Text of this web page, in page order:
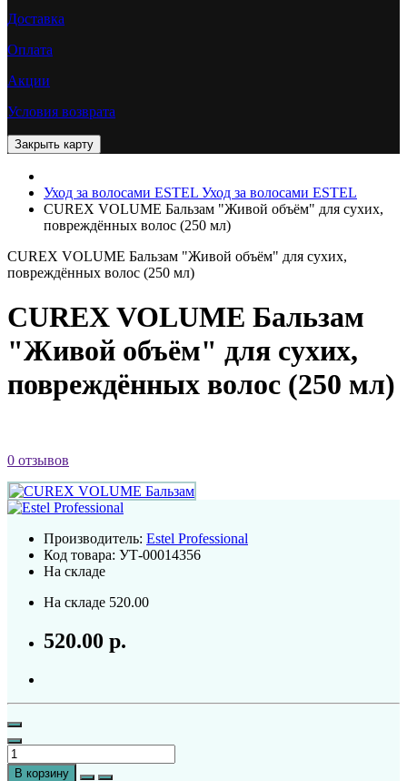
Доставка
Оплата
Акции
Условия возврата
Уход за волосами ESTEL Уход за волосами ESTEL
CUREX VOLUME Бальзам "Живой объём" для сухих,
повреждённых волос (250 мл)
CUREX VOLUME Бальзам "Живой объём" для сухих,
повреждённых волос (250 мл)
CUREX VOLUME Бальзам
"Живой объём" для сухих,
повреждённых волос (250 мл)
0 отзывов
Производитель: Estel Professional
Код товара: УТ-00014356
На складе
На складе 520.00
520.00 р.
В корзину